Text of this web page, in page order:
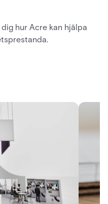
hur Acre kan hjälpa